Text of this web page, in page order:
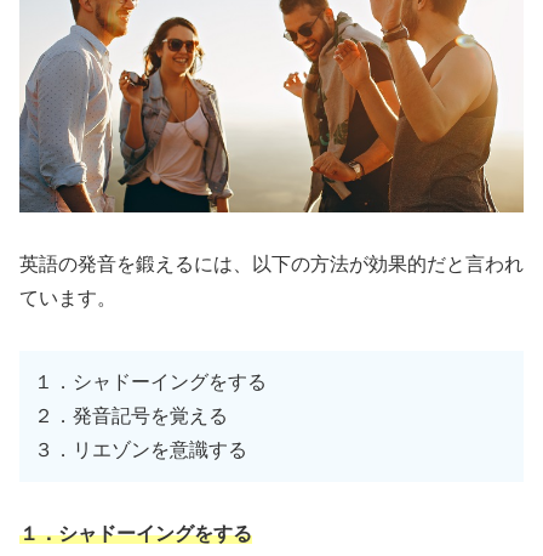
英語の発音を鍛えるには、以下の方法が効果的だと言われ
ています。
１．シャドーイングをする
２．発音記号を覚える
３．リエゾンを意識する
１．シャドーイングをする